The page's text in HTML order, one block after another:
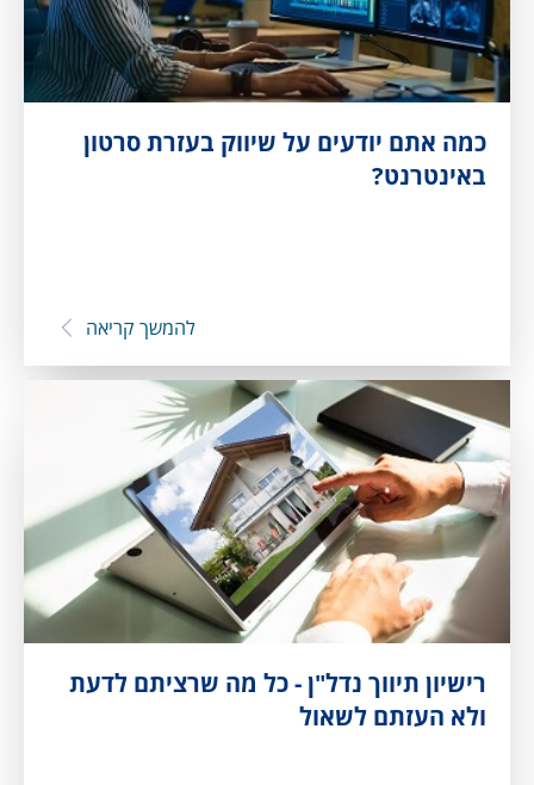
כמה אתם יודעים על שיווק בעזרת סרטון
באינטרנט?
להמשך קריאה
רישיון תיווך נדל"ן - כל מה שרציתם לדעת
ולא העזתם לשאול